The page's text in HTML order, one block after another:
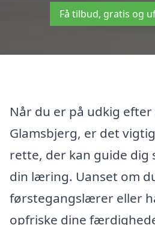
Få tilbud, gratis og
Når du er på udkig
Glamsbjerg, er det
rette, der kan guide dig
din læring. Uanset om
førstegangslærer eller
opfriske dine